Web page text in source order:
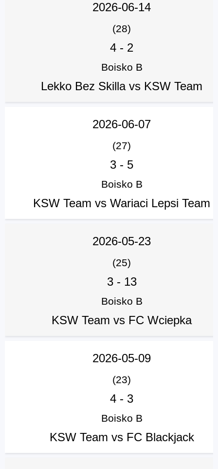
2026-06-14
(28)
4 - 2
Boisko B
Lekko Bez Skilla vs KSW Team
2026-06-07
(27)
3 - 5
Boisko B
KSW Team vs Wariaci Lepsi Team
2026-05-23
(25)
3- 13
Boisko B
KSW Team vs FC Wciepka
2026-05-09
(23)
4 - 3
Boisko B
KSW Team vs FC Blackjack